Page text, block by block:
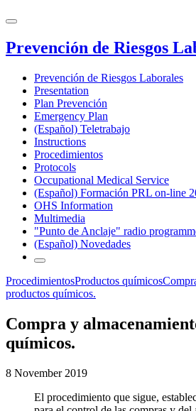
Prevención de Riesgos
Prevención de Riesgos Laborales
Presentation
Plan Prevención
Emergency Plan
(Español) Teletrabajo
Instructions
Procedimientos
Protocols
Occupational Medical Service
(Español) Formación PRL on-line
OHS Information
Multimedia
"Punto de Anclaje" radio
(Español) Novedades
ProcedimientosProductos químicos
productos químicos.
Compra y
químicos.
8 November 2019
El procedimiento que sigue,